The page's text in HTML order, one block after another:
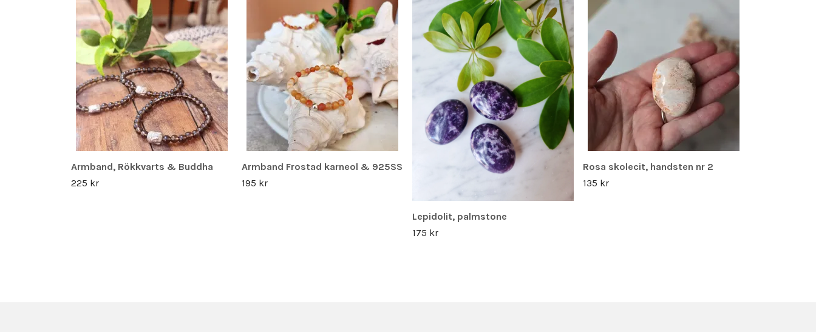
Armband, Rökkvarts & Buddha
225 kr
Armband Frostad karneol & 925SS
195 kr
Lepidolit, palmstone
175 kr
Rosa skolecit, handsten nr 2
135 kr